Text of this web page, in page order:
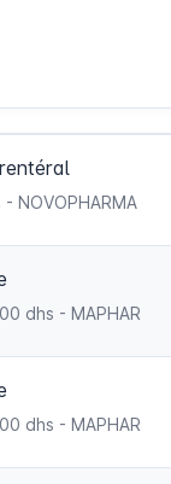
NOVOPHARMA
dhs - MAPHAR
dhs - MAPHAR